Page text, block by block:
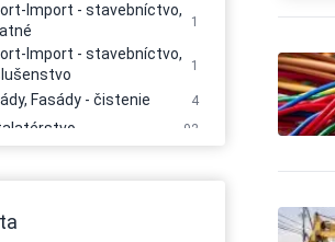
Import - stavebníctvo,
1
Import - stavebníctvo,
1
Fasády - čistenie 4
92
17
štúdia